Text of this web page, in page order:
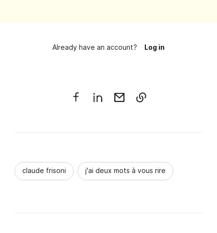
Already have an account? Log in
claude frisoni j'ai deux mots à vous rire